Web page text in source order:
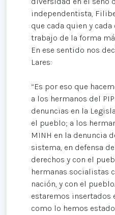
independentista,
que cada quien y
trabajo de la forma
En ese sentido nos
Lares:
“Es por eso que
a los hermanos del
denuncias en la
el pueblo; a los
MINH en la denuncia
sistema, en defensa
derechos y con el
hermanas socialistas
nación, y con el
estaremos insertados
como lo hemos